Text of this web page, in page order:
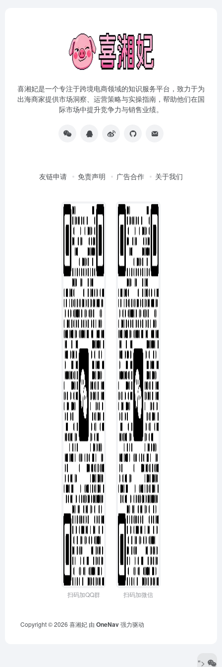
喜湘妃是一个专注于跨境电商领域的知识服务平台，致力于为
出海商家提供市场洞察、运营策略与实操指南，帮助他们在国
际市场中提升竞争力与销售业绩。
友链申请 免责声明 广告合作 关于我们
扫码加QQ群 扫码加微信
Copyright © 2026 喜湘妃 由 OneNav强力驱动
">